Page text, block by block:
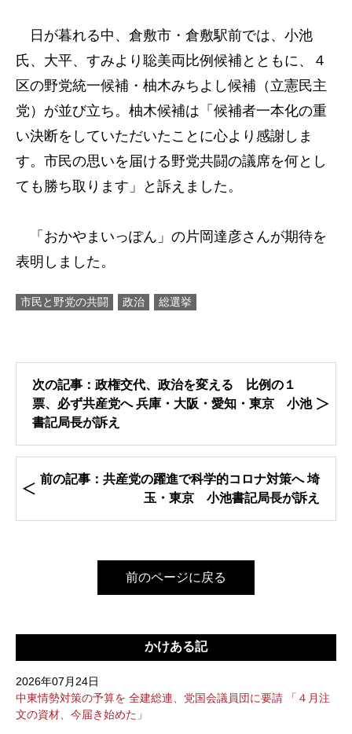
日が暮れる中、倉敷市・倉敷駅前では、小池
氏、大平、すみより聡美両比例候補とともに、４
区の野党統一候補・柚木みちよし候補（立憲民主
党）が並び立ち。柚木候補は「候補者一本化の重
い決断をしていただいたことに心より感謝しま
す。市民の思いを届ける野党共闘の議席を何とし
ても勝ち取ります」と訴えました。
「おかやまいっぽん」の片岡達彦さんが期待を
表明しました。
市民と野党の共闘 政治 総選挙
次の記事：政権交代、政治を変える 比例の１
票、必ず共産党へ 兵庫・大阪・愛知・東京 小池
書記局長が訴え
前の記事：共産党の躍進で科学的コロナ対策へ 埼
玉・東京 小池書記局長が訴え
前のページに戻る
かけある記
2026年07月24日
中東情勢対策の予算を 全建総連、党国会議員団に要請 「４月注
文の資材、今届き始めた」